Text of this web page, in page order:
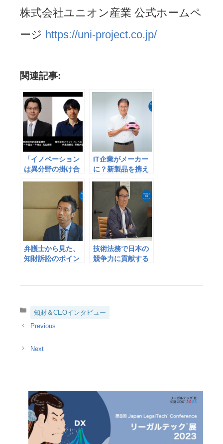
株式会社ユニオン産業 公式ホームペ
ージ https://uni-project.co.jp/
関連記事:
「イノベーション
は異分野の掛け合
式会社パテントイ
ンベストメント 代
表取締役 草野 大悟
氏 × 中村合同特許
法律事務所 高石 秀
樹氏 共同インタビ
ュー
IT企業がメーカー
に？新製品を携え
アフューテック株
式会社 松本正己
氏-
弁護士から見た、
知財訴訟のポイン
技術法務で日本の
競争力に貢献する
カ
ゴ
ー
知財＆CEOインタビュー